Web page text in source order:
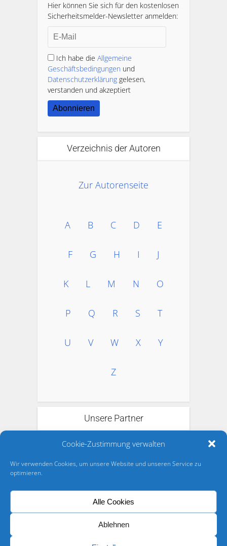
Cookie-Zustimmung verwalten
Wir verwenden Cookies, um unsere Website und unseren Service zu
optimieren.
Alle Cookies
Ablehnen
Hier können Sie sich für den kostenlosen
Sicherheitsmelder-Newsletter anmelden:
Ich habe die Allgemeine
Geschäftsbedingungen und
Datenschutzerklärung gelesen,
verstanden und akzeptiert
Abonnieren
Verzeichnis der Autoren
Zur Autorenseite
A B C D E
F G H I J
K L M N O
P Q R S T
U V W X Y
Z
Unsere Partner